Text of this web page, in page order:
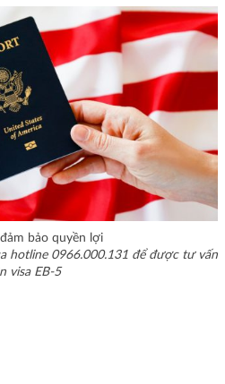
bảo quyền lợi
hotline 0966.000.131 để được tư vấn
visa EB-5